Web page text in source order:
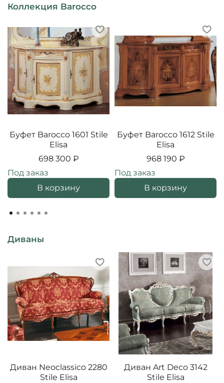
Коллекция Barocco
Буфет Barocco 1601 Stile
Elisa
698 300 ₽
Под заказ
В корзину
Буфет Barocco 1612 Stile
Elisa
968 190 ₽
Под заказ
В корзину
Диваны
Диван Neoclassico 2280
Stile Elisa
Диван Art Deco 3142
Stile Elisa